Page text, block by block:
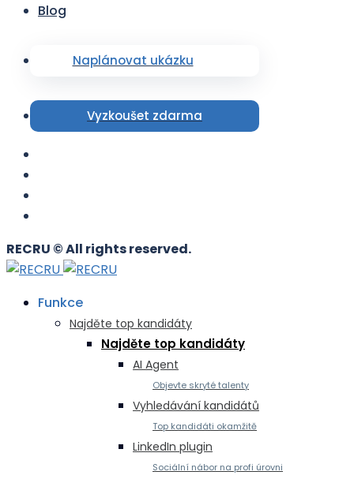
Blog
Naplánovat ukázku
Vyzkoušet zdarma
RECRU © All rights reserved.
Funkce
Najděte top kandidáty
Najděte top kandidáty
AI Agent
Objevte skryté talenty
Vyhledávání kandidátů
Top kandidáti okamžitě
LinkedIn plugin
Sociální nábor na profi úrovni